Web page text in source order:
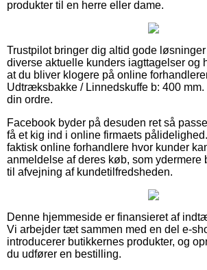
produkter til en herre eller dame.
Trustpilot bringer dig altid gode
diverse aktuelle kunders iagttagelser og
at du bliver klogere på online
Udtræksbakke / Linnedskuffe b: 400
din ordre.
Facebook byder på desuden ret så
få et kig ind i online firmaets
faktisk online forhandlere hvor kunder
anmeldelse af deres køb, som ydermere
til afvejning af kundetilfredsheden.
Denne hjemmeside er finansieret af
Vi arbejder tæt sammen med en del e-
introducerer butikkernes produkter, og
du udfører en bestilling.